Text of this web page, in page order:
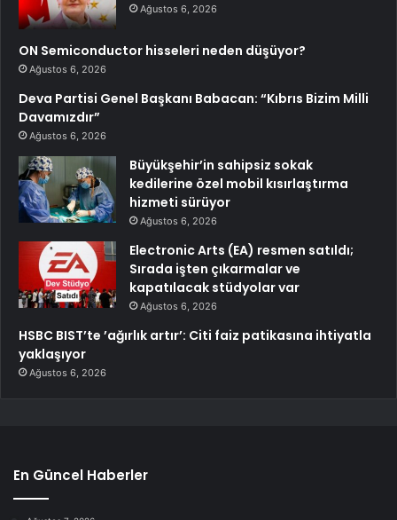
Ağustos 6, 2026
ON Semiconductor hisseleri neden düşüyor?
Ağustos 6, 2026
Deva Partisi Genel Başkanı Babacan: “Kıbrıs Bizim Milli
Davamızdır”
Ağustos 6, 2026
Büyükşehir’in sahipsiz sokak
kedilerine özel mobil kısırlaştırma
hizmeti sürüyor
Ağustos 6, 2026
Electronic Arts (EA) resmen satıldı;
Sırada işten çıkarmalar ve
kapatılacak stüdyolar var
Ağustos 6, 2026
HSBC BIST’te ’ağırlık artır’: Citi faiz patikasına ihtiyatla
yaklaşıyor
Ağustos 6, 2026
En Güncel Haberler